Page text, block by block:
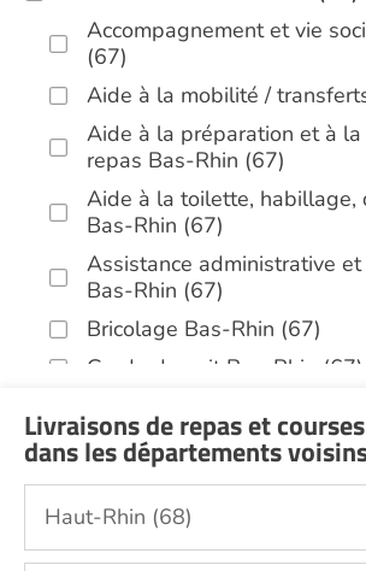
Accompagnement et vie
(67)
Aide à la mobilité /
Aide à la préparation et à
repas Bas-Rhin (67)
Aide à la toilette, habillage,
Bas-Rhin (67)
Assistance administrative
Bas-Rhin (67)
Bricolage Bas-Rhin (67)
Garde de nuit Bas-Rhin (67)
Jardinage Bas-Rhin (67)
Aide aux courses Bas-Rhin
Entretien du cadre de vie,
repassage, gestion du
Livraisons de repas et
dans les départements
Haut-Rhin (68)